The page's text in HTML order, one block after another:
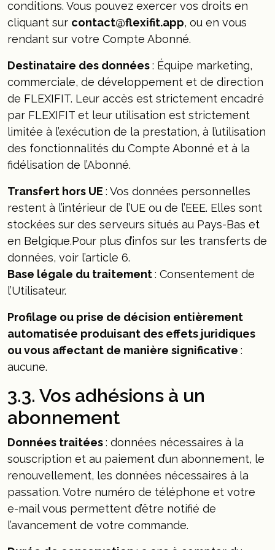
conditions. Vous pouvez exercer vos droits en
cliquant sur contact@flexifit.app, ou en vous
rendant sur votre Compte Abonné.
Destinataire des données: Équipe marketing,
commerciale, de développement et de direction
de FLEXIFIT. Leur accès est strictement encadré
par FLEXIFIT et leur utilisation est strictement
limitée à l’exécution de la prestation, à l’utilisation
des fonctionnalités du Compte Abonné et à la
fidélisation de l’Abonné.
Transfert hors UE : Vos données personnelles
restent à l’intérieur de l’UE ou de l’EEE. Elles sont
stockées sur des serveurs situés au Pays-Bas et
en Belgique.Pour plus d’infos sur les transferts de
données, voir l’article 6.
Base légale du traitement: Consentement de
l’Utilisateur.
Profilage ou prise de décision entièrement
automatisée produisant des effets juridiques
ou vous affectant de manière significative :
aucune.
3.3. Vos adhésions à un
abonnement
Données traitées: données nécessaires à la
souscription et au paiement d’un abonnement, le
renouvellement, les données nécessaires à la
passation. Votre numéro de téléphone et votre
e-mail vous permettent d’être notifié de
l’avancement de votre commande.